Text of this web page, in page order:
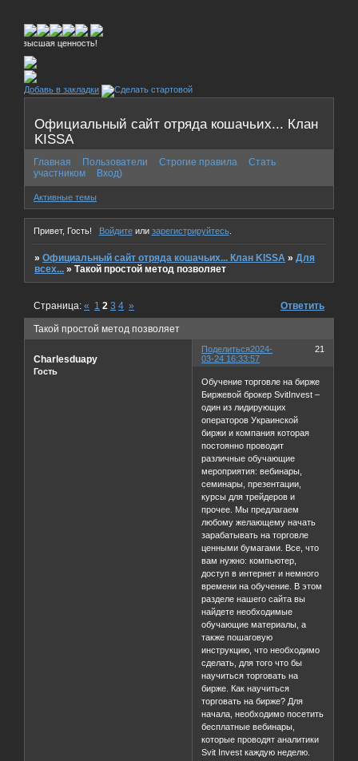
ценность!
Добавь в закладки
Официальный сайт отряда кошачьих... Клан
KISSA
Главная Пользователи Строгие правила
Стать
участником
Вход)
Активные темы
Привет, Гость! Войдитеили зарегистрируйтесь.
»Официальный сайт отряда кошачьих... Клан KISSA »Для
всех... »Такой простой метод позволяет
Такой простой метод позволяет
Страница:« 1 2 3 4 » Ответить
Поделиться 21
2024-
03-24 16:33:57
Charlesduapy
Гость
Обучение торговле на бирже
Биржевой брокер SvitInvest –
один из лидирующих
операторов Украинской
биржи и компания которая
постоянно проводит
различные обучающие
мероприятия: вебинары,
семинары, презентации,
курсы для трейдеров и
прочее. Мы предлагаем
любому желающему начать
зарабатывать на торговле
ценными бумагами. Все, что
вам нужно: компьютер,
доступ в интернет и немного
времени на обучение. В этом
разделе нашего сайта вы
найдете необходимые
обучающие материалы, а
также пошаговую
инструкцию, что необходимо
cделать, для того что бы
научиться торговать на
бирже. Как научиться
торговать на бирже? Для
начала, необходимо посетить
бесплатные вебинары,
которые проводят аналитики
Svit Invest каждую неделю.